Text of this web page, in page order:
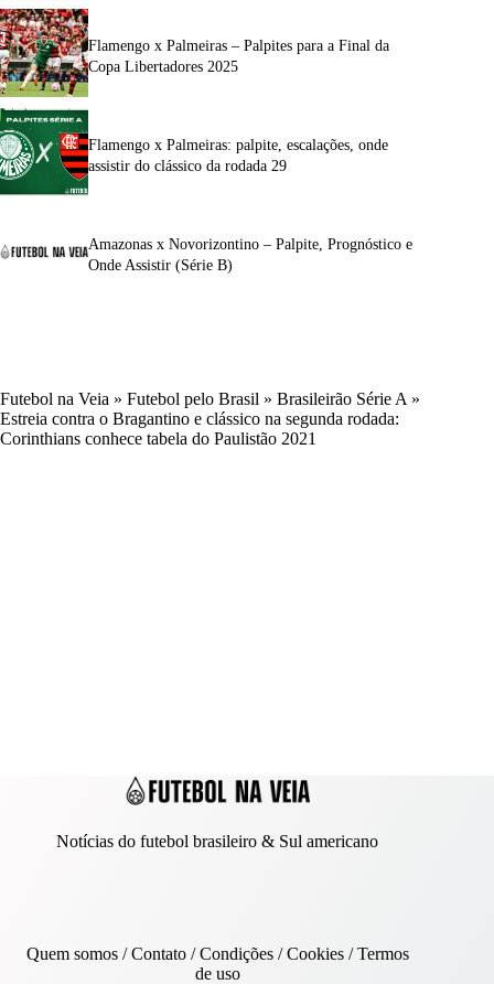
Flamengo x Palmeiras – Palpites para a Final da
Copa Libertadores 2025
Flamengo x Palmeiras: palpite, escalações, onde
assistir do clássico da rodada 29
Amazonas x Novorizontino – Palpite, Prognóstico e
Onde Assistir (Série B)
Futebol na Veia » Futebol pelo Brasil » Brasileirão Série A»
Estreia contra o Bragantino e clássico na segunda rodada:
Corinthians conhece tabela do Paulistão 2021
Notícias do futebol brasileiro & Sul americano
Quem somos/Contato/ Condições /Cookies/Termos
de uso